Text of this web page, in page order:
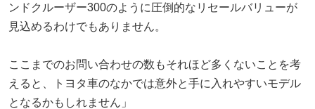
ンドクルーザー300のように圧倒的なリセールバリューが
見込めるわけでもありません。
ここまでのお問い合わせの数もそれほど多くないことを考
えると、トヨタ車のなかでは意外と手に入れやすいモデル
となるかもしれません」